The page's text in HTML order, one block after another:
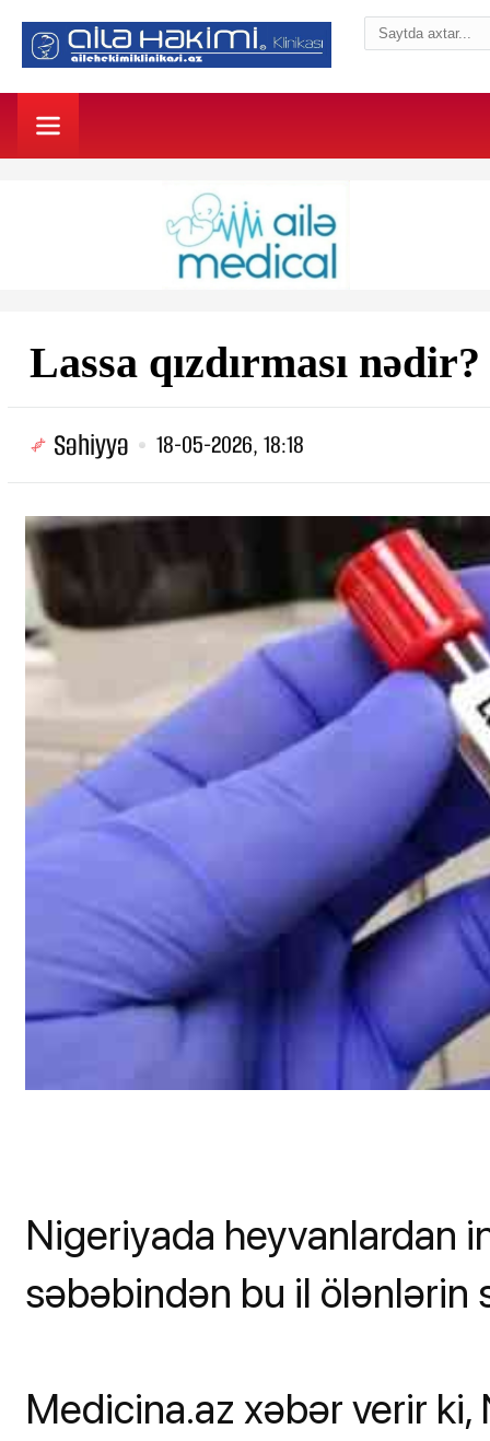
Lassa qızdırması
Səhiyyə 18-05-2026, 18:18
Nigeriyada heyvanlardan
səbəbindən bu il ölənlərin
Medicina.az xəbər verir